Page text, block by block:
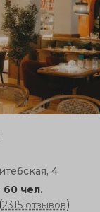
4
60 чел.
(2315 отзывов)